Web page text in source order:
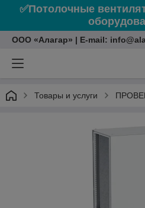
✅Потолочные
ООО «Алагар» | E-mail:
Товары и услуги